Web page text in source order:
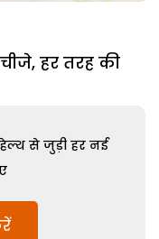
हर तरह की
से जुड़ी हर नई